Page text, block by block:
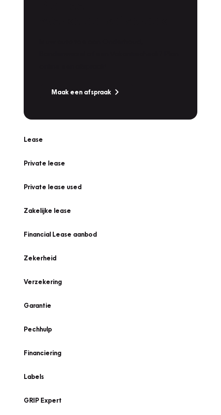
Maak een afspraak
Lease
Private lease
Private lease used
Zakelijke lease
Financial Lease aanbod
Zekerheid
Verzekering
Garantie
Pechhulp
Financiering
Labels
GRIP Expert